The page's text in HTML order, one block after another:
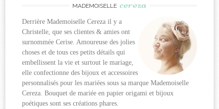
MADEMOISELLE cereza
Derrière Mademoiselle Cereza il y a
Christelle, que ses clientes & amies ont
surnommée Cerise. Amoureuse des jolies
choses et de tous ces petits détails qui
embellissent la vie et surtout le mariage,
elle confectionne des bijoux et accessoires
personnalisés pour les mariées sous sa marque Mademoiselle
Cereza. Bouquet de mariée en papier origami et bijoux
poétiques sont ses créations phares.